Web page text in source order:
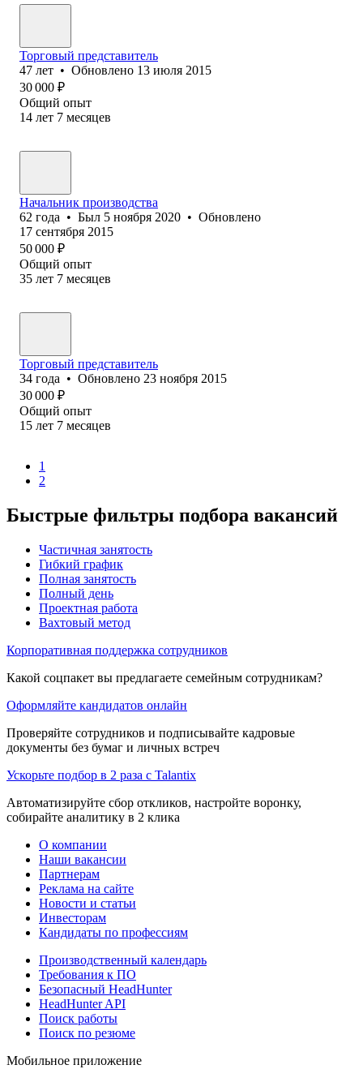
Торговый представитель
47 лет • Обновлено 13 июля 2015
30 000 ₽
Общий опыт
14 лет 7 месяцев
Начальник производства
62 года • Был 5 ноября 2020 • Обновлено
17 сентября 2015
50 000 ₽
Общий опыт
35 лет 7 месяцев
Торговый представитель
34 года • Обновлено 23 ноября 2015
30 000 ₽
Общий опыт
15 лет 7 месяцев
1
2
Быстрые фильтры подбора вакансий
Частичная занятость
Гибкий график
Полная занятость
Полный день
Проектная работа
Вахтовый метод
Корпоративная поддержка сотрудников
Какой соцпакет вы предлагаете семейным сотрудникам?
Оформляйте кандидатов онлайн
Проверяйте сотрудников и подписывайте кадровые
документы без бумаг и личных встреч
Ускорьте подбор в 2 раза с Talantix
Автоматизируйте сбор откликов, настройте воронку,
собирайте аналитику в 2 клика
О компании
Наши вакансии
Партнерам
Реклама на сайте
Новости и статьи
Инвесторам
Кандидаты по профессиям
Производственный календарь
Требования к ПО
Безопасный HeadHunter
HeadHunter API
Поиск работы
Поиск по резюме
Мобильное приложение